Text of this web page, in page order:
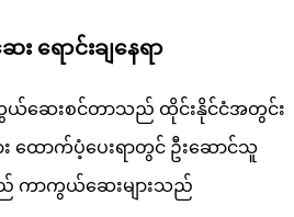
ောင်းချနေရာ
ကွယ်ဆေးစင်တာသည် ထိုင်းနိုင်ငံအတွင်း
ထောက်ပံ့ပေးရာတွင် ဦးဆောင်သူ
ကာကွယ်ဆေးများသည်